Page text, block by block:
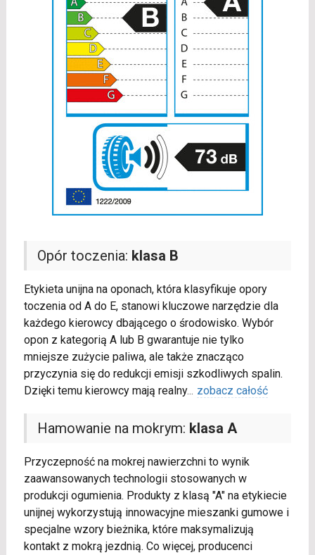
Opór toczenia: klasa B
Etykieta unijna na oponach, która klasyfikuje opory
toczenia od A do E, stanowi kluczowe narzędzie dla
każdego kierowcy dbającego o środowisko. Wybór
opon z kategorią A lub B gwarantuje nie tylko
mniejsze zużycie paliwa, ale także znacząco
przyczynia się do redukcji emisji szkodliwych spalin.
Dzięki temu kierowcy mają realny... zobacz całość
Hamowanie na mokrym: klasa A
Przyczepność na mokrej nawierzchni to wynik
zaawansowanych technologii stosowanych w
produkcji ogumienia. Produkty z klasą "A" na etykiecie
unijnej wykorzystują innowacyjne mieszanki gumowe i
specjalne wzory bieżnika, które maksymalizują
kontakt z mokrą jezdnią. Co więcej, producenci